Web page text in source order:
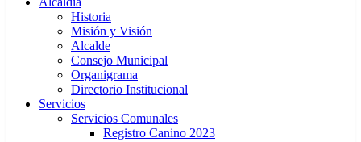
Historia
Misión y Visión
Alcalde
Consejo Municipal
Organigrama
Directorio Institucional
Servicios
Servicios Comunales
Registro Canino 2023